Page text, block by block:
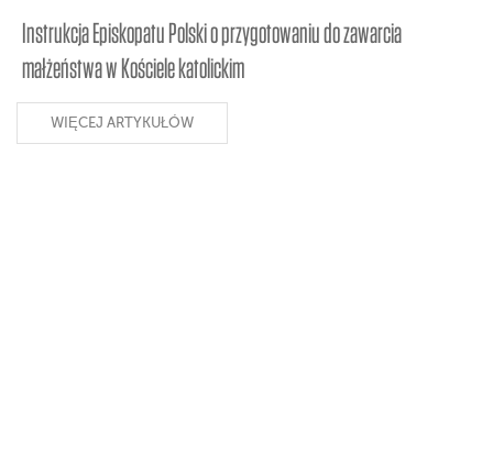
Instrukcja Episkopatu Polski o przygotowaniu do zawarcia
małżeństwa w Kościele katolickim
WIĘCEJ ARTYKUŁÓW